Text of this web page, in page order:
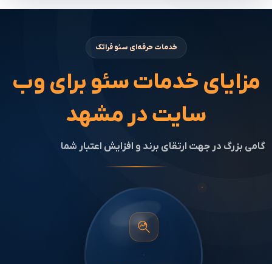
خدمات حرفه‌ای سئو فراتک
مزایای خدمات سئو برای وب
سایت در مشهد
گامی بزرگ در جهت ارتقای برند و افزایش اعتبار شما